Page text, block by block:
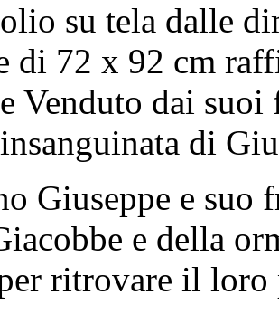
su tela dalle
di 72 x 92 cm
Venduto dai
di
Giuseppe e suo
e della
ritrovare il